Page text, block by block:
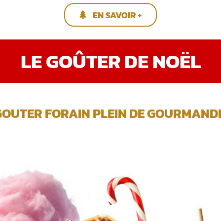
EN SAVOIR +
LE GOÛTER DE NOËL
FORAIN PLEIN DE